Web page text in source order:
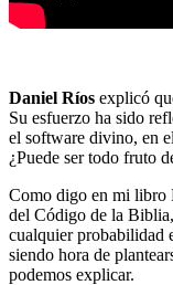
Daniel Ríos explicó
Su esfuerzo ha sido
el software divino, en
¿Puede ser todo fruto
Como digo en mi libro
del Código de la
cualquier probabilidad
siendo hora de
podemos explicar.